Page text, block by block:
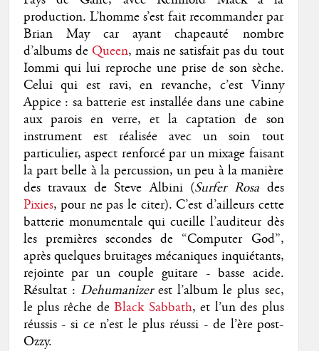
production. L’homme s’est fait recommander par
Brian May car ayant chapeauté nombre
d’albums de Queen, mais ne satisfait pas du tout
Iommi qui lui reproche une prise de son sèche.
Celui qui est ravi, en revanche, c’est Vinny
Appice : sa batterie est installée dans une cabine
aux parois en verre, et la captation de son
instrument est réalisée avec un soin tout
particulier, aspect renforcé par un mixage faisant
la part belle à la percussion, un peu à la manière
des travaux de Steve Albini (Surfer Rosades
Pixies, pour ne pas le citer). C’est d’ailleurs cette
batterie monumentale qui cueille l’auditeur dès
les premières secondes de “Computer God”,
après quelques bruitages mécaniques inquiétants,
rejointe par un couple guitare - basse acide.
Résultat : Dehumanizerest l’album le plus sec,
le plus rêche deBlack Sabbath, et l’un des plus
réussis - si ce n’est le plus réussi - de l’ère post-
Ozzy.